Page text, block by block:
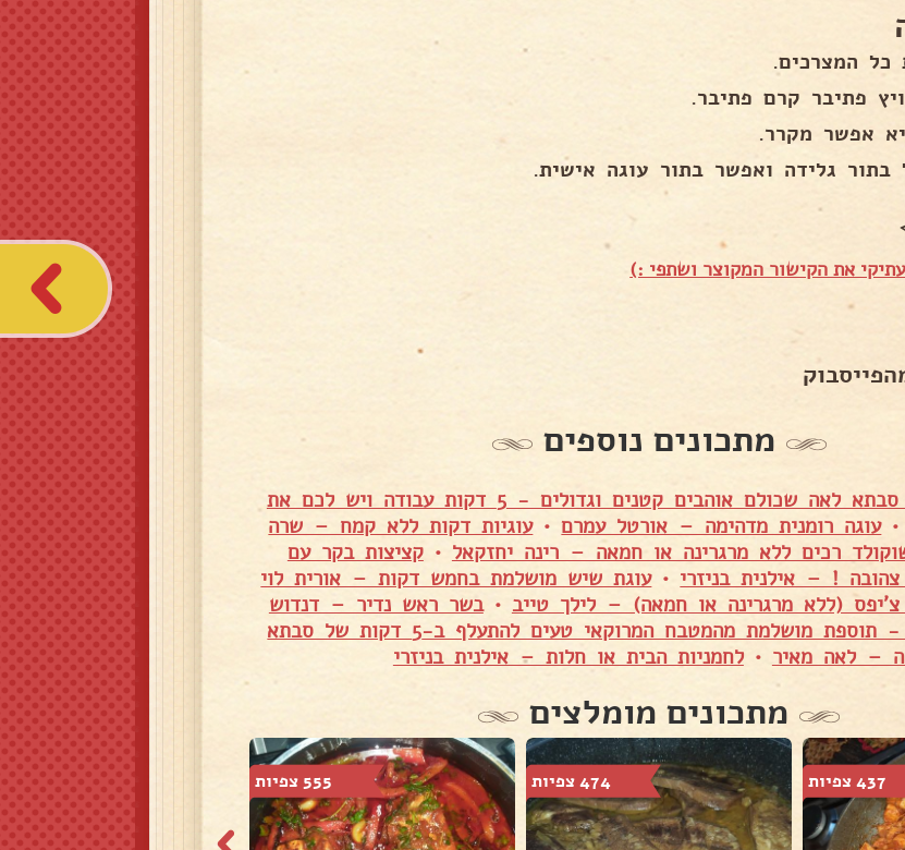
כל המצרכים.
פתיבר קרם פתיבר.
אפשר מקרר.
בתור גלידה ואפשר בתור עוגה אישית.
את הקישור המקוצר ושתפי :)
מתכונים נוספים
עוף במרינדה של סבתא לאה שכולם אוהבים קטנים וגדולים - 5 דקות עבודה ויש לכם את
•עוגה רומנית מדהימה – אורטל עמרם•עוגיות דקות ללא קמח – שרה
רכים ללא מרגרינה או חמאה – רינה יחזקאל •קציצות בקר עם
! – אילנית בניזרי •עוגת שיש מושלמת בחמש דקות – אורית לוי
צ'יפס (ללא מרגרינה או חמאה) – לילך טייב •בשר ראש נדיר – דנדוש
אינטריה - תוספת מושלמת מהמטבח המרוקאי טעים להתעלף ב-5 דקות של סבתא
– לאה מאיר •לחמניות הבית או חלות – אילנית בניזרי
מתכונים מומלצים
437 צפיות 474 צפיות 555 צפיות